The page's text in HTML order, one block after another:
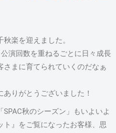
秋楽を迎えました。
演回数を重ねるごとに日々成長
さまに育てられていくのだなぁ
りがとうございました！
SPAC秋のシーズン」もいよいよ
』をご覧になったお客様、思